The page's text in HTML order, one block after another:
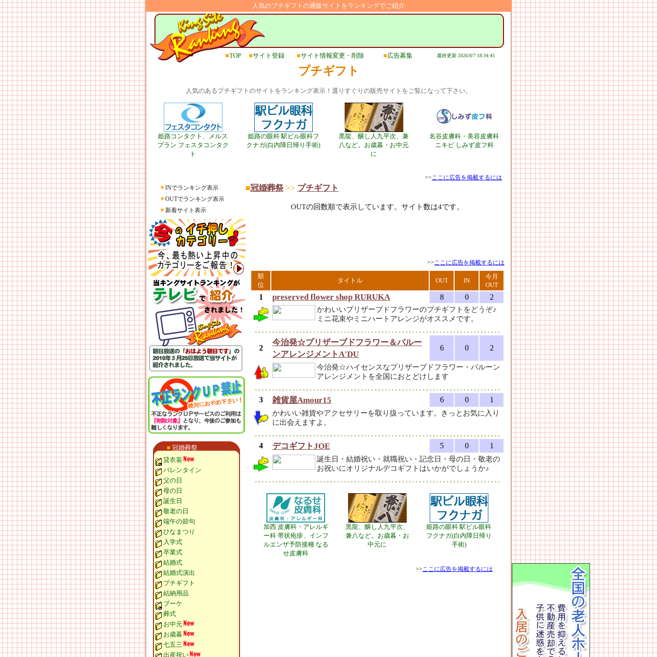
人気のプチギフトの通販サイトをランキングでご紹介
■TOP ■サイト登録 ■サイト情報変更・削除 ■広告募集 最終更新 2026/8/7 18:34:45
プチギフト
人気のあるプチギフトのサイトをランキング表示！選りすぐりの販売サイトをご覧になって下さい。
姫路コンタクト、メルス
プラン フェスタコンタク
ト
姫路の眼科 駅ビル眼科フ
クナガ(白内障日帰り手術)
黒龍、醸し人九平次、兼
八など。お歳暮・お中元
に
名谷皮膚科・美容皮膚科
ニキビ しみず皮フ科
>>ここに広告を掲載するには
▼INでランキング表示
▼OUTでランキング表示
▼新着サイト表示
■ 冠婚葬祭
貸衣装
バレンタイン
父の日
母の日
誕生日
敬老の日
端午の節句
ひなまつり
入学式
卒業式
結婚式
結婚式演出
プチギフト
結納用品
ブーケ
葬式
お中元
お歳暮
七五三
出産祝い
■冠婚葬祭 >> プチギフト
OUTの回数順で表示しています。サイト数は4です。
>>ここに広告を掲載するには
順
位
タイトル OUT IN
今月
OUT
1 preserved flower shop RURUKA 8 0 2
かわいいプリザーブドフラワーのプチギフトをどうぞ♪
ミニ花束やミニハートアレンジがオススメです。
2
今治発☆プリザーブドフラワー＆バルー
ンアレンジメントA'DU
6 0 2
今治発☆ハイセンスなプリザーブドフラワー・バルーン
アレンジメントを全国におとどけします
3 雑貨屋Amour15 6 0 1
かわいい雑貨やアクセサリーを取り扱っています。きっとお気に入り
に出会えますよ。
4 デコギフトJOE 5 0 1
誕生日・結婚祝い・就職祝い・記念日・母の日・敬老の
お祝いにオリジナルデコギフトはいかがでしょうか♪
加西 皮膚科・アレルギ
ー科 帯状疱疹、インフ
ルエンザ予防接種 なる
せ皮膚科
黒龍、醸し人九平次、
兼八など。お歳暮・お
中元に
姫路の眼科 駅ビル眼科
フクナガ(白内障日帰り
手術)
>>ここに広告を掲載するには